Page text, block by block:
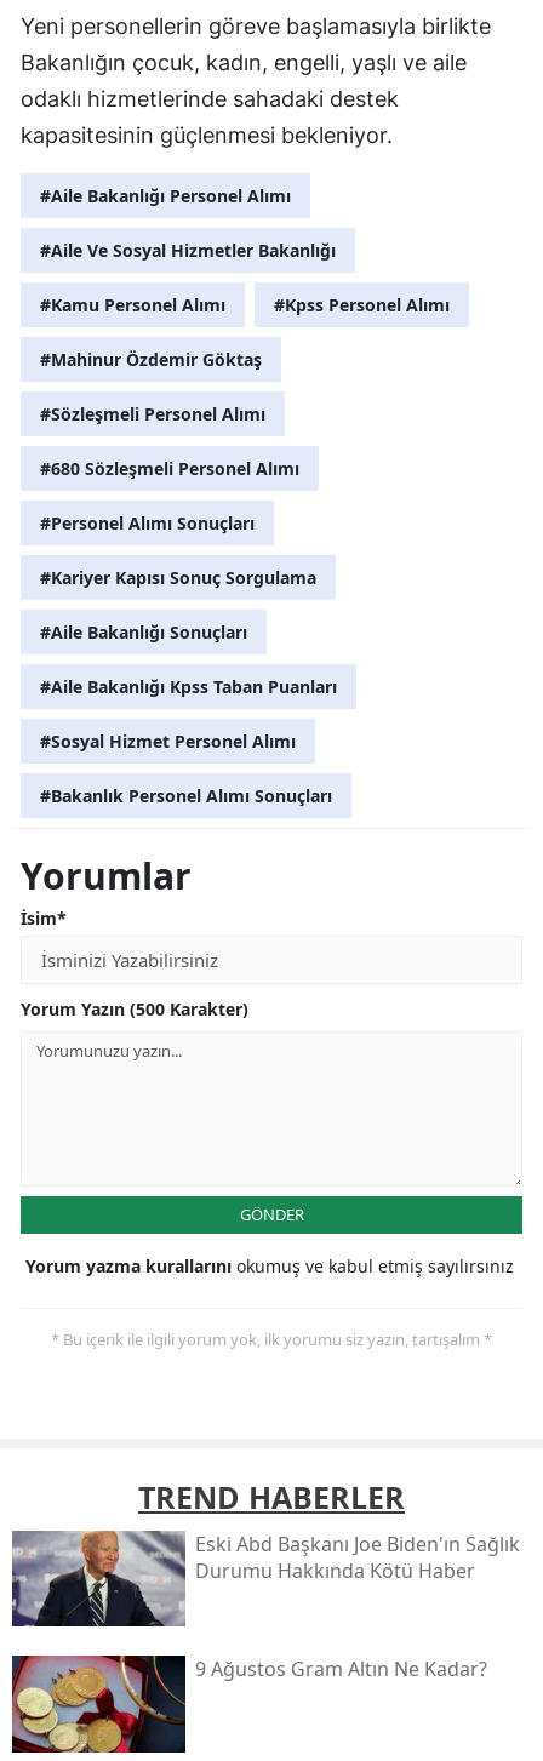
Yeni personellerin göreve başlamasıyla birlikte
Bakanlığın çocuk, kadın, engelli, yaşlı ve aile
odaklı hizmetlerinde sahadaki destek
kapasitesinin güçlenmesi bekleniyor.
#Aile Bakanlığı Personel Alımı
#Aile Ve Sosyal Hizmetler Bakanlığı
#Kamu Personel Alımı #Kpss Personel Alımı
#Mahinur Özdemir Göktaş
#Sözleşmeli Personel Alımı
#680 Sözleşmeli Personel Alımı
#Personel Alımı Sonuçları
#Kariyer Kapısı Sonuç Sorgulama
#Aile Bakanlığı Sonuçları
#Aile Bakanlığı Kpss Taban Puanları
#Sosyal Hizmet Personel Alımı
#Bakanlık Personel Alımı Sonuçları
Yorumlar
İsim*
Yorum Yazın (500 Karakter)
GÖNDER
Yorum yazma kurallarını okumuş ve kabul etmiş sayılırsınız
* Bu içerik ile ilgili yorum yok, ilk yorumu siz yazın, tartışalım *
TREND HABERLER
Eski Abd Başkanı Joe Biden'ın Sağlık
Durumu Hakkında Kötü Haber
9 Ağustos Gram Altın Ne Kadar?